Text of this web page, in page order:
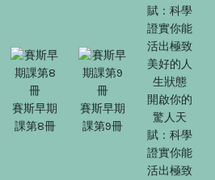
賽斯早期
課第8冊
賽斯早期
課第9冊
開啟你的
驚人天
賦：科學
證實你能
活出極致